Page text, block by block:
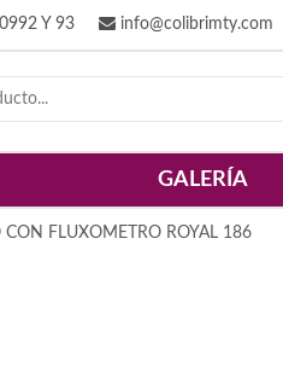
Y 93 info@colibrimty.com
GALERÍA
FLUXOMETRO ROYAL 186